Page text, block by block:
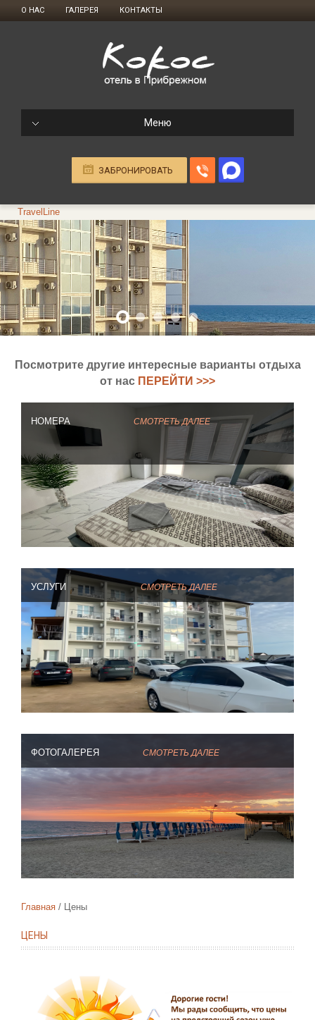
О НАС ГАЛЕРЕЯ КОНТАКТЫ
Меню
ЗАБРОНИРОВАТЬ
TravelLine
Посмотрите другие интересные варианты отдыха
от нас ПЕРЕЙТИ >>>
НОМЕРА СМОТРЕТЬ ДАЛЕЕ
УСЛУГИ СМОТРЕТЬ ДАЛЕЕ
ФОТОГАЛЕРЕЯ СМОТРЕТЬ ДАЛЕЕ
Главная Цены
ЦЕНЫ